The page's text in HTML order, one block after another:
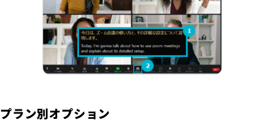
プラン別オプション